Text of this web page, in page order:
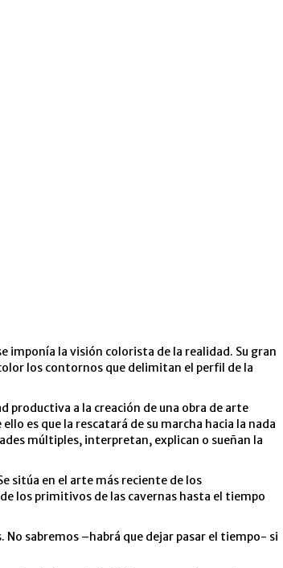
imponía la visión colorista de la realidad. Su gran
los contornos que delimitan el perfil de la
productiva a la creación de una obra de arte
es que la rescatará de su marcha hacia la nada
múltiples, interpretan, explican o sueñan la
sitúa en el arte más reciente de los
los primitivos de las cavernas hasta el tiempo
sabremos –habrá que dejar pasar el tiempo- si